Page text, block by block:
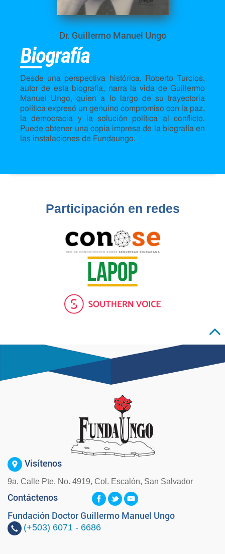
Dr. Guillermo Manuel Ungo
Biografía
Desde una perspectiva histórica, Roberto Turcios,
autor de esta biografía, narra la vida de Guillermo
Manuel Ungo, quien a lo largo de su trayectoria
política expresó un genuino compromiso con la paz,
la democracia y la solución política al conflicto.
Puede obtener una copia impresa de la biografía en
las instalaciones de Fundaungo.
Participación en redes
Visítenos
9a. Calle Pte. No. 4919, Col. Escalón, San Salvador
Contáctenos
Fundación Doctor Guillermo Manuel Ungo
(+503) 6071 - 6686